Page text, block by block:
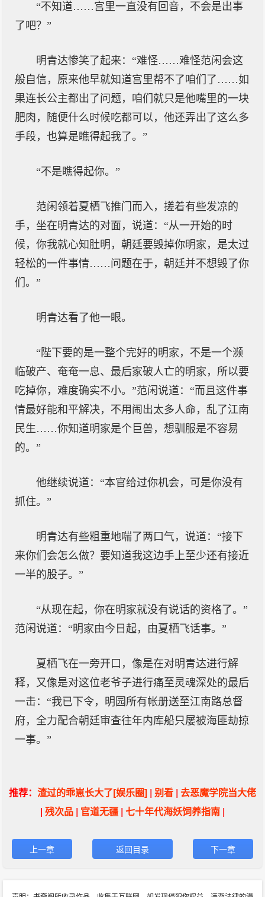
“不知道……宫里一直没有回音，不会是出事
了吧？”
明青达惨笑了起来：“难怪……难怪范闲会这
般自信，原来他早就知道宫里帮不了咱们了……如
果连长公主都出了问题，咱们就只是他嘴里的一块
肥肉，随便什么时候吃都可以，他还弄出了这么多
手段，也算是瞧得起我了。”
“不是瞧得起你。”
范闲领着夏栖飞推门而入，搓着有些发凉的
手，坐在明青达的对面，说道：“从一开始的时
候，你我就心知肚明，朝廷要毁掉你明家，是太过
轻松的一件事情……问题在于，朝廷并不想毁了你
们。”
明青达看了他一眼。
“陛下要的是一整个完好的明家，不是一个濒
临破产、奄奄一息、最后家破人亡的明家，所以要
吃掉你，难度确实不小。”范闲说道：“而且这件事
情最好能和平解决，不用闹出太多人命，乱了江南
民生……你知道明家是个巨兽，想驯服是不容易
的。”
他继续说道：“本官给过你机会，可是你没有
抓住。”
明青达有些粗重地喘了两口气，说道：“接下
来你们会怎么做？要知道我这边手上至少还有接近
一半的股子。”
“从现在起，你在明家就没有说话的资格了。”
范闲说道：“明家由今日起，由夏栖飞话事。”
夏栖飞在一旁开口，像是在对明青达进行解
释，又像是对这位老爷子进行痛至灵魂深处的最后
一击：“我已下令，明园所有帐册送至江南路总督
府，全力配合朝廷审查往年内库船只屡被海匪劫掠
一事。”
推荐： 渣过的乖崽长大了[娱乐圈] | 别看 | 去恶魔学院当大佬
| 残次品 | 官道无疆 | 七十年代海妖饲养指南 |
上一章 返回目录 下一章